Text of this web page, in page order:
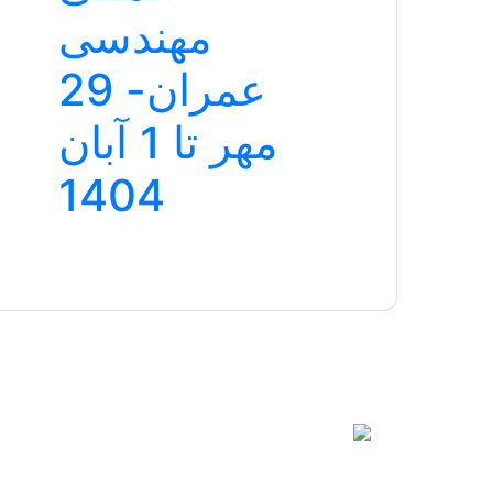
مهندسی
عمران- 29
مهر تا 1 آبان
1404